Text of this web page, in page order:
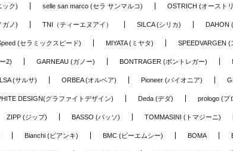
ック) selle san marco (セラ サンマルコ) OSTRICH (オースト
ガノ) TNI（ティーエヌアイ） SILCA (シリカ) DAHON
(セラミックスピード) MIYATA (ミヤタ) SPEEDVARGEN
2) GARNEAU (ガノー) BONTRAGER (ボントレガー)
(サルサ) ORBEA (オルベア) Pioneer (パイオニア)
DESIGN(グラファイトデザイン) Deda (デダ) prologo (プ
ZIPP (ジップ) BASSO (バッソ) TOMMASINI (トマジーニ)
Bianchi (ビアンキ) BMC (ビーエムシー) BOMA